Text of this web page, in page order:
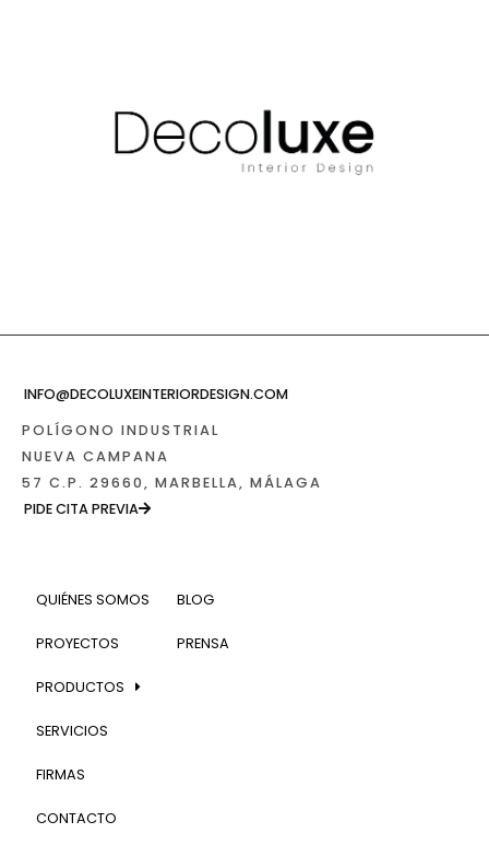
INFO@DECOLUXEINTERIORDESIGN.COM
POLÍGONO INDUSTRIAL
NUEVA CAMPANA
57 C.P. 29660, MARBELLA, MÁLAGA
PIDE CITA PREVIA
QUIÉNES SOMOS
PROYECTOS
PRODUCTOS
SERVICIOS
FIRMAS
CONTACTO
BLOG
PRENSA